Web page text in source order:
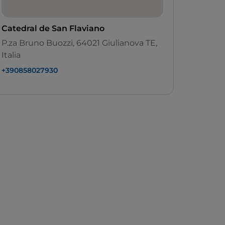
Catedral de San Flaviano
P.za Bruno Buozzi, 64021 Giulianova TE,
Italia
+390858027930